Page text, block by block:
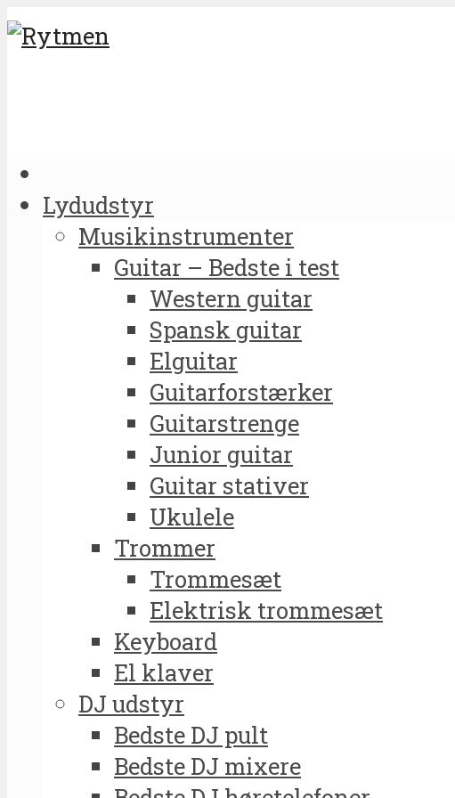
Lydudstyr
Musikinstrumenter
Guitar – Bedste i test
Western guitar
Spansk guitar
Elguitar
Guitarforstærker
Guitarstrenge
Junior guitar
Guitar stativer
Ukulele
Trommer
Trommesæt
Elektrisk trommesæt
Keyboard
El klaver
DJ udstyr
Bedste DJ pult
Bedste DJ mixere